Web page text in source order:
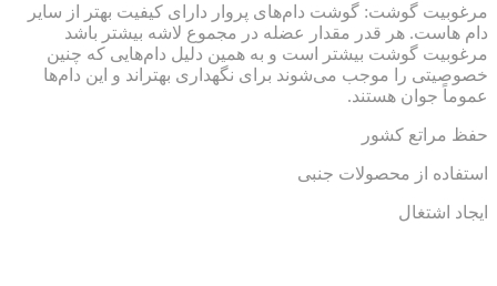
مرغوبیت گوشت: گوشت دام‌های پروار دارای کیفیت بهتر از سایر
دام هاست. هر قدر مقدار عضله در مجموع لاشه بیشتر باشد
مرغوبیت گوشت بیشتر است و به همین دلیل دام‌هایی که چنین
خصوصیتی را موجب می‌شوند برای نگهداری بهتراند و این دام‌ها
عموماً جوان هستند.
حفظ مراتع کشور
استفاده از محصولات جنبی
ایجاد اشتغال